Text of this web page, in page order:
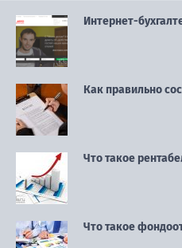
Интернет-
Как правильно
Что такое
Что такое